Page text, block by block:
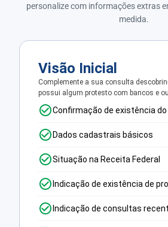
personalize com informações extras
medida.
Visão Inicial
Complemente a sua consulta
possui algum protesto com bancos e
Confirmação de existência do
Dados cadastrais básicos
Situação na Receita Federal
Indicação de existência de
Indicação de consultas